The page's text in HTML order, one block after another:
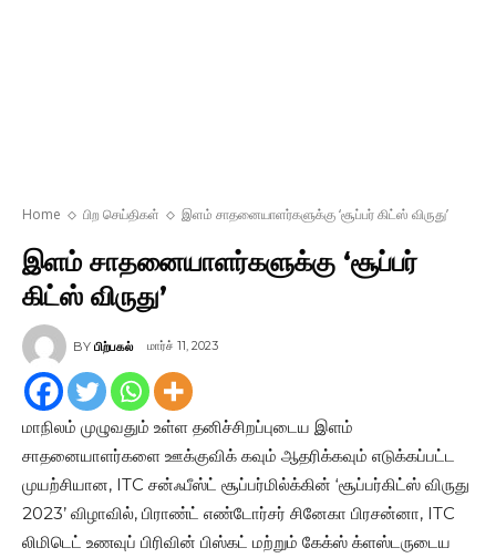
Home பிற செய்திகள் இளம் சாதனையாளர்களுக்கு ‘சூப்பர் கிட்ஸ் விருது’
இளம் சாதனையாளர்களுக்கு ‘சூப்பர்
கிட்ஸ் விருது’
BY பிற்பகல் மார்ச் 11, 2023
மாநிலம் முழுவதும் உள்ள தனிச்சிறப்புடைய இளம்
சாதனையாளர்களை ஊக்குவிக் கவும் ஆதரிக்கவும் எடுக்கப்பட்ட
முயற்சியான, ITC சன்ஃபீஸ்ட் சூப்பர்மில்க்கின் ‘சூப்பர்கிட்ஸ் விருது
2023’ விழாவில், பிராண்ட் எண்டோர்சர் சினேகா பிரசன்னா, ITC
லிமிடெட் உணவுப் பிரிவின் பிஸ்கட் மற்றும் கேக்ஸ் க்ளஸ்டருடைய